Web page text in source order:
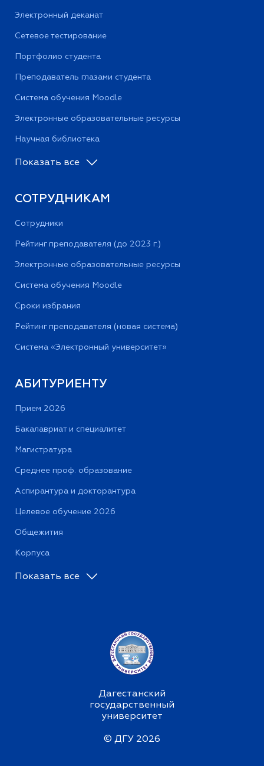
Электронный деканат
Сетевое тестирование
Портфолио студента
Преподаватель глазами студента
Система обучения Moodle
Электронные образовательные ресурсы
Научная библиотека
Показать все
СОТРУДНИКАМ
Сотрудники
Рейтинг преподавателя (до 2023 г.)
Электронные образовательные ресурсы
Система обучения Moodle
Сроки избрания
Рейтинг преподавателя (новая система)
Система «Электронный университет»
АБИТУРИЕНТУ
Прием 2026
Бакалавриат и специалитет
Магистратура
Среднее проф. образование
Аспирантура и докторантура
Целевое обучение 2026
Общежития
Корпуса
Показать все
Дагестанский
государственный
университет
© ДГУ 2026